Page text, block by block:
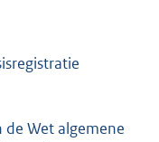
Wet algemene